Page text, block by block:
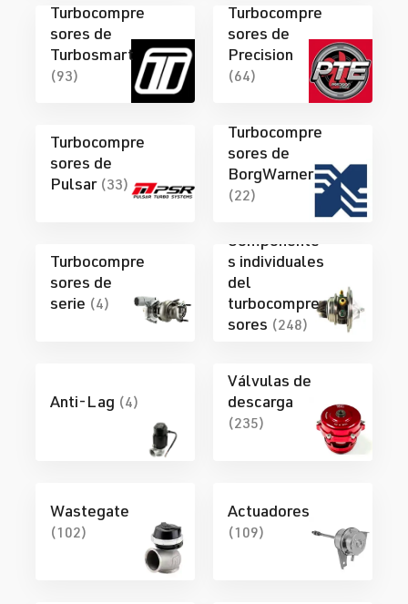
Turbocompre
sores de
Turbosmart
(93)
Turbocompre
sores de
Precision
(64)
Turbocompre
sores de
Pulsar (33)
Turbocompre
sores de
BorgWarner
(22)
Turbocompre
sores de
serie (4)
Componente
s individuales
del
turbocompre
sores (248)
Anti-Lag (4)
Válvulas de
descarga
(235)
Wastegate
(102)
Actuadores
(109)